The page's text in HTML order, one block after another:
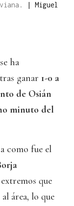
| Miguel
ha
ganar 1-0 a
de Osián
minuto del
como fue el
que
área, lo que